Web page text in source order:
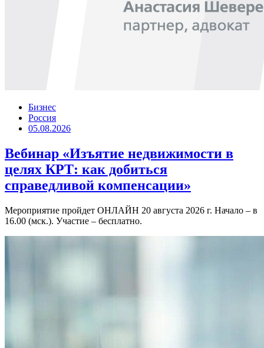
Бизнес
Россия
05.08.2026
Вебинар «Изъятие недвижимости в
целях КРТ: как добиться
справедливой компенсации»
Мероприятие пройдет ОНЛАЙН 20 августа 2026 г. Начало – в
16.00 (мск.). Участие – бесплатно.